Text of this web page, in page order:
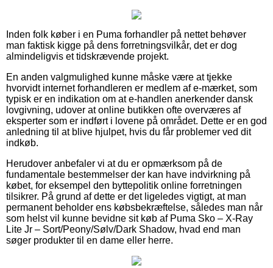
Inden folk køber i en Puma forhandler på nettet behøver
man faktisk kigge på dens forretningsvilkår, det er dog
almindeligvis et tidskrævende projekt.
En anden valgmulighed kunne måske være at tjekke
hvorvidt internet forhandleren er medlem af e-mærket, som
typisk er en indikation om at e-handlen anerkender dansk
lovgivning, udover at online butikken ofte overværes af
eksperter som er indført i lovene på området. Dette er en god
anledning til at blive hjulpet, hvis du får problemer ved dit
indkøb.
Herudover anbefaler vi at du er opmærksom på de
fundamentale bestemmelser der kan have indvirkning på
købet, for eksempel den byttepolitik online forretningen
tilsikrer. På grund af dette er det ligeledes vigtigt, at man
permanent beholder ens købsbekræftelse, således man når
som helst vil kunne bevidne sit køb af Puma Sko – X-Ray
Lite Jr – Sort/Peony/Sølv/Dark Shadow, hvad end man
søger produkter til en dame eller herre.